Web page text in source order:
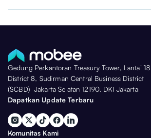
Gedung Perkantoran Treasury Tower, Lantai 18
District 8, Sudirman Central Business District
(SCBD) Jakarta Selatan 12190, DKI Jakarta
Dapatkan Update Terbaru
Komunitas Kami